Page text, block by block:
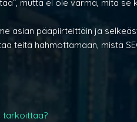
mutta ei ole varma, mitä se
asian pääpiirteittäin ja
teitä hahmottamaan, mistä
tarkoittaa?